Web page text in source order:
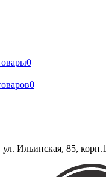
0
0
Ильинская, 85, корп.1